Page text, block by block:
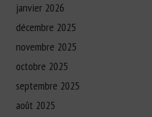
janvier 2026
décembre 2025
novembre 2025
octobre 2025
septembre 2025
août 2025